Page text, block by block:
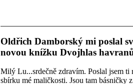
Oldřich Damborský mi poslal
novou knížku Dvojhlas
Milý Lu...srdečně zdravím. Poslal jsem ti
sbírku mé maličkosti. Jsou tam básničky z